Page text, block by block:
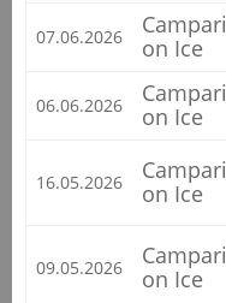
07.06.2026
Campari
on Ice
06.06.2026
Campari
on Ice
16.05.2026
Campari
on Ice
09.05.2026
Campari
on Ice